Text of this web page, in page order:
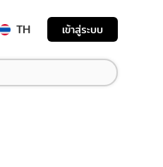
TH เข้าสู่ระบบ